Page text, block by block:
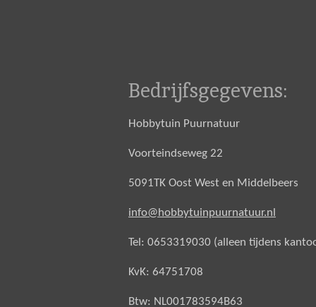
Bedrijfsgegevens:
Hobbytuin Puurnatuur
Voorteindseweg 22
5091TK Oost West en Middelbeers
info@hobbytuinpuurnatuur.nl
Tel: 0653319030 (alleen tijdens
KvK: 64751708
Btw: NL001783594B63